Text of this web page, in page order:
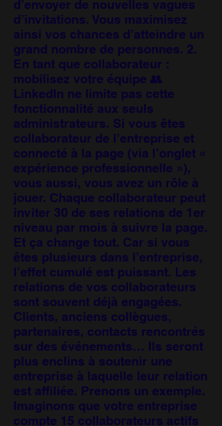
d’envoyer de nouvelles vagues
d’invitations. Vous maximisez
ainsi vos chances d’atteindre un
grand nombre de personnes. 2.
En tant que collaborateur :
mobilisez votre équipe 👥
LinkedIn ne limite pas cette
fonctionnalité aux seuls
administrateurs. Si vous êtes
collaborateur de l’entreprise et
connecté à la page (via l’onglet «
expérience professionnelle »),
vous aussi, vous avez un rôle à
jouer. Chaque collaborateur peut
inviter 30 de ses relations de 1er
niveau par mois à suivre la page.
Et ça change tout. Car si vous
êtes plusieurs dans l’entreprise,
l’effet cumulé est puissant. Les
relations de vos collaborateurs
sont souvent déjà engagées.
Clients, anciens collègues,
partenaires, contacts rencontrés
sur des événements… Ils seront
plus enclins à soutenir une
entreprise à laquelle leur relation
est affiliée. Prenons un exemple.
Imaginons que votre entreprise
compte 15 collaborateurs actifs